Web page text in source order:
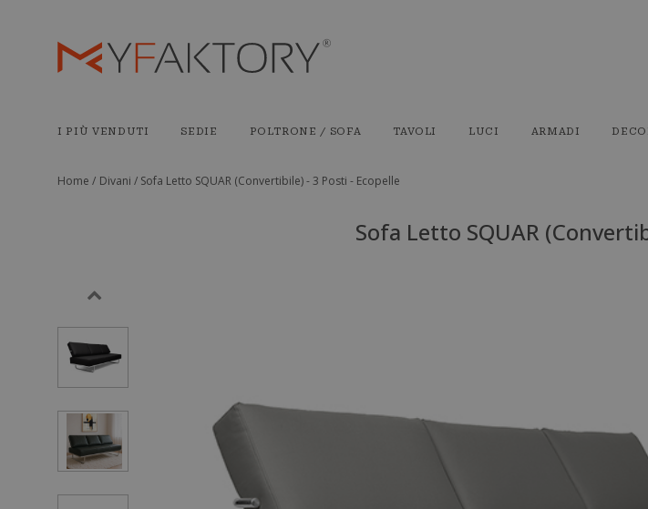
I PIÙ VENDUTI SEDIE POLTRONE / SOFA TAVOLI LUCI ARMADI
Home / Divani / Sofa Letto SQUAR (Convertibile) - 3 Posti - Ecopelle
Sofa Letto SQUAR